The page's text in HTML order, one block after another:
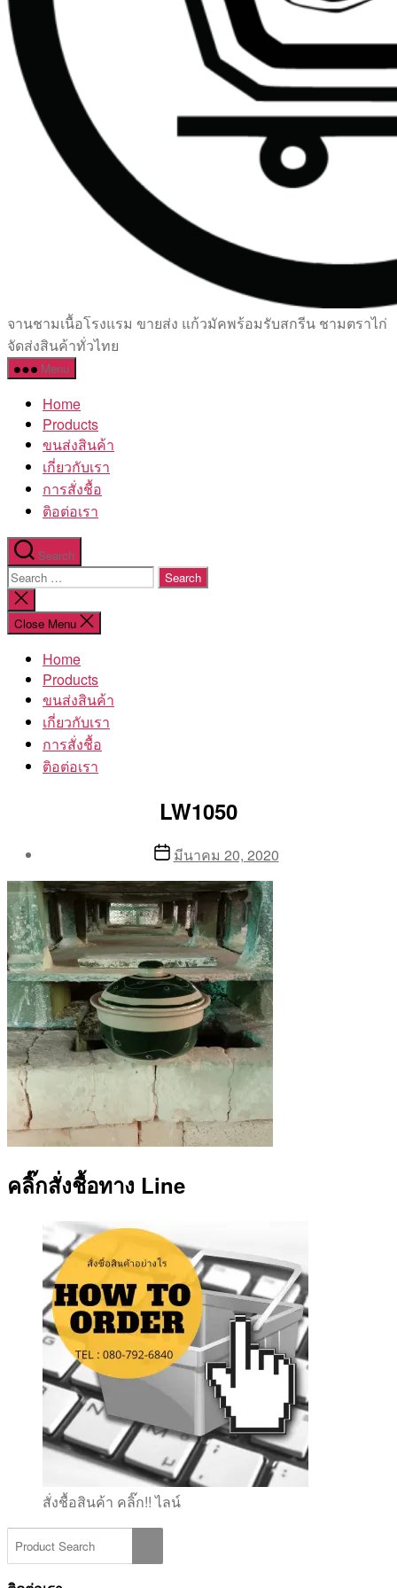
เซรามิค
ครบ
ครัน
โรงงาน
จานชามเนื้อโรงแรม ขายส่ง แก้วมัคพร้อมรับสกรีน ชามตราไก่
จัดส่งสินค้าทั่วไทย
Menu
Home
Products
ขนส่งสินค้า
เกี่ยวกับเรา
การสั่งชื้อ
ติอต่อเรา
Search
Search
for:
Close
search
Close Menu
Home
Products
ขนส่งสินค้า
เกี่ยวกับเรา
การสั่งชื้อ
ติอต่อเรา
LW1050
By
Aea
Postมีนาคม 20, 2020
คลิ๊กสั่งชื้อทาง Line
สั่งชื้อสินค้า คลิ๊ก!! ไลน์